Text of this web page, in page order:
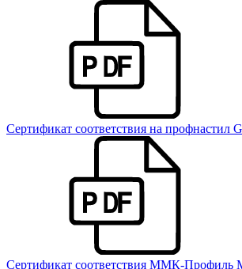
Сертификат соответствия на профнастил
Сертификат соответствия ММК-Профиль